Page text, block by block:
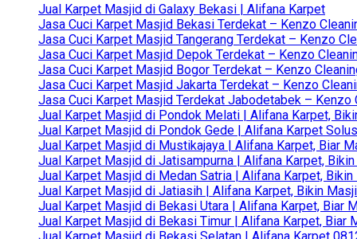
Jual Karpet Masjid di Galaxy Bekasi | Alifana Karpet
Jasa Cuci Karpet Masjid Bekasi Terdekat – Kenzo
Jasa Cuci Karpet Masjid Tangerang Terdekat – Kenzo
Jasa Cuci Karpet Masjid Depok Terdekat – Kenzo
Jasa Cuci Karpet Masjid Bogor Terdekat – Kenzo
Jasa Cuci Karpet Masjid Jakarta Terdekat – Kenzo
Jasa Cuci Karpet Masjid Terdekat Jabodetabek –
Jual Karpet Masjid di Pondok Melati | Alifana Karpet,
Jual Karpet Masjid di Pondok Gede | Alifana Karpet
Jual Karpet Masjid di Mustikajaya | Alifana Karpet, Biar
Jual Karpet Masjid di Jatisampurna | Alifana Karpet,
Jual Karpet Masjid di Medan Satria | Alifana Karpet,
Jual Karpet Masjid di Jatiasih | Alifana Karpet, Bikin
Jual Karpet Masjid di Bekasi Utara | Alifana Karpet, Biar
Jual Karpet Masjid di Bekasi Timur | Alifana Karpet, Biar
Jual Karpet Masjid di Bekasi Selatan | Alifana Karpet